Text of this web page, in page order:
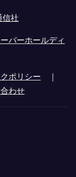
信社
バーホールディ
ポリシー ｜
わせ